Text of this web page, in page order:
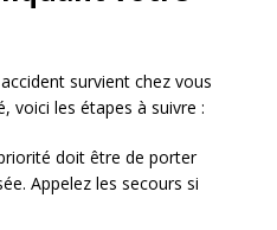
survient chez vous
voici les étapes à suivre :
doit être de porter
Appelez les secours si